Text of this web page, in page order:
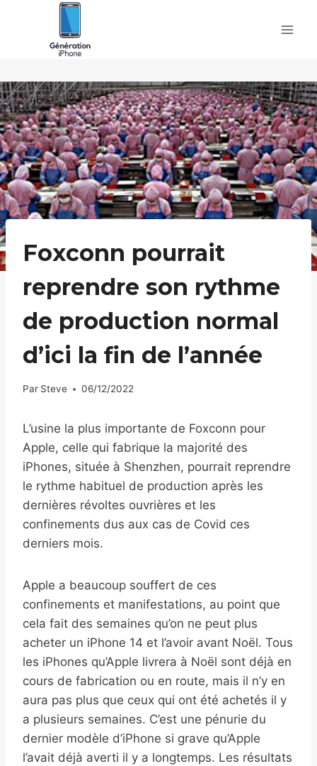
Foxconn pourrait
reprendre son rythme
de production normal
d’ici la fin de l’année
Par Steve 06/12/2022
L’usine la plus importante de Foxconn pour
Apple, celle qui fabrique la majorité des
iPhones, située à Shenzhen, pourrait reprendre
le rythme habituel de production après les
dernières révoltes ouvrières et les
confinements dus aux cas de Covid ces
derniers mois.
Apple a beaucoup souffert de ces
confinements et manifestations, au point que
cela fait des semaines qu’on ne peut plus
acheter un iPhone 14 et l’avoir avant Noël. Tous
les iPhones qu’Apple livrera à Noël sont déjà en
cours de fabrication ou en route, mais il n’y en
aura pas plus que ceux qui ont été achetés il y
a plusieurs semaines. C’est une pénurie du
dernier modèle d’iPhone si grave qu’Apple
l’avait déjà averti il ​​y a longtemps. Les résultats